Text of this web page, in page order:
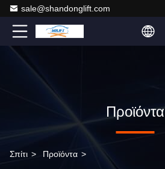
sale@shandonglift.com
Προϊόντα
Σπίτι > Προϊόντα >